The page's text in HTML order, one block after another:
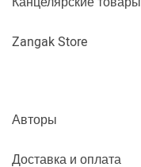
Zangak Store
Авторы
Доставка и оплата